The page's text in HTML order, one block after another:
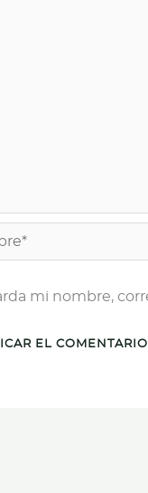
mi nombre,